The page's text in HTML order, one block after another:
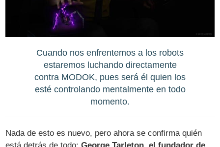
Cuando nos enfrentemos a los robots
estaremos luchando directamente
contra MODOK, pues será él quien los
esté controlando mentalmente en todo
momento.
Nada de esto es nuevo, pero ahora se confirma quién